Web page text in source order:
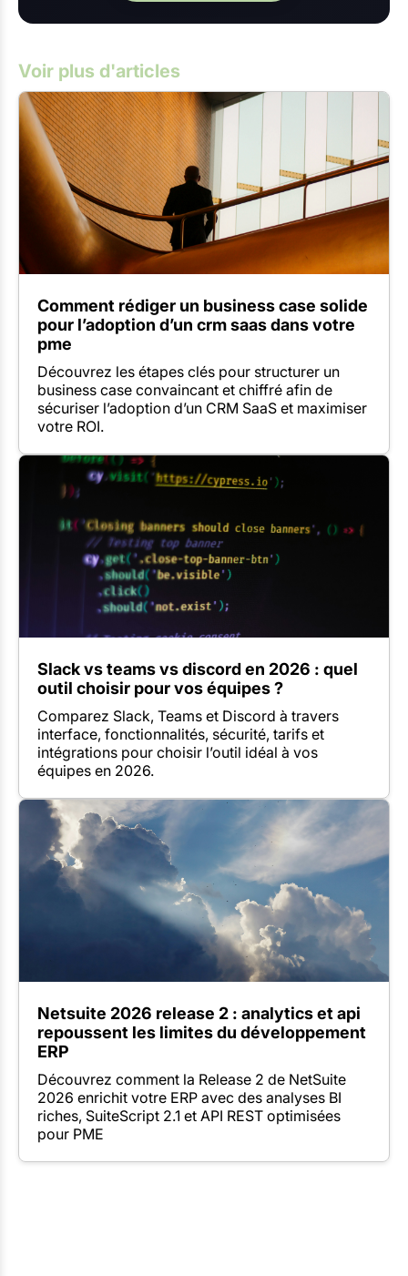
Voir plus d'articles
Comment rédiger un business case solide
pour l’adoption d’un crm saas dans votre
pme
Découvrez les étapes clés pour structurer un
business case convaincant et chiffré afin de
sécuriser l’adoption d’un CRM SaaS et maximiser
votre ROI.
Slack vs teams vs discord en 2026 : quel
outil choisir pour vos équipes ?
Comparez Slack, Teams et Discord à travers
interface, fonctionnalités, sécurité, tarifs et
intégrations pour choisir l’outil idéal à vos
équipes en 2026.
Netsuite 2026 release 2 : analytics et api
repoussent les limites du développement
ERP
Découvrez comment la Release 2 de NetSuite
2026 enrichit votre ERP avec des analyses BI
riches, SuiteScript 2.1 et API REST optimisées
pour PME